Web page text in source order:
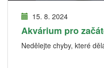
15. 8. 2024
Akvárium pro
Nedělejte chyby, které